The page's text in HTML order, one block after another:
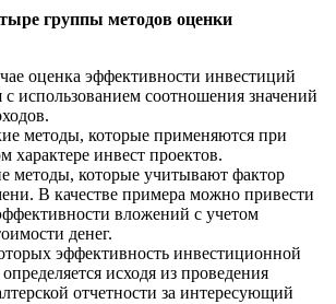
группы методов оценки
оценка эффективности инвестиций
с использованием соотношения значений
методы, которые применяются при
характере инвест проектов.
методы, которые учитывают фактор
В качестве примера можно привести
вложений с учетом
денег.
эффективность инвестиционной
исходя из проведения
отчетности за интересующий